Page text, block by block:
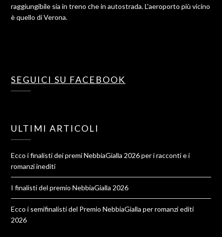
raggiungibile sia in treno che in autostrada. L'aeroporto più vicino
è quello di Verona.
SEGUICI SU FACEBOOK
ULTIMI ARTICOLI
Ecco i finalisti dei premi NebbiaGialla 2026 per i racconti e i
romanzi inediti
I finalisti del premio NebbiaGialla 2026
Ecco i semifinalisti del Premio NebbiaGialla per romanzi editi
2026